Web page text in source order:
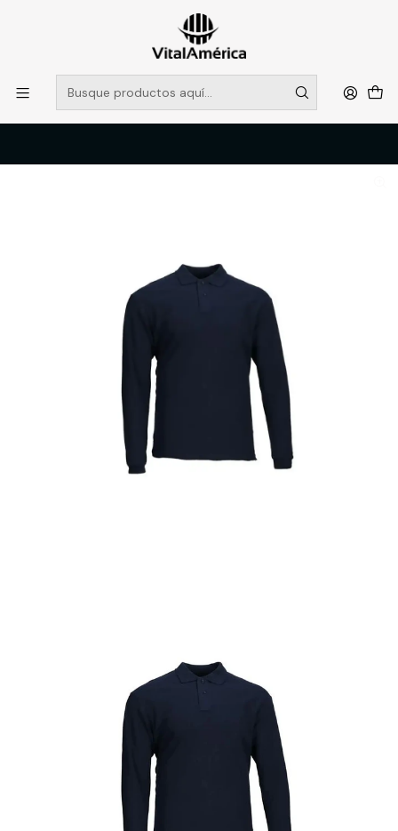
POR SISTEMA FRONTAL SOLO RETIROS EN TIENDA, DESDE
MUCHAS GRACIAS +569 5956 2237
Leer más
Catálogo
VESTIMENTA TECNICA Y CORPORATIVA
POLERAS Y CAMISAS
POLERA PIQUE HOMBRE M/L MARINO 60/40 MTX T/2XL